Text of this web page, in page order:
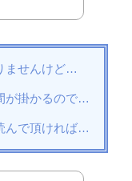
ませんけど…
が掛かるので…
んで頂ければ…